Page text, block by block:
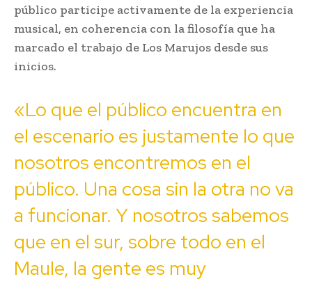
público participe activamente de la experiencia
musical, en coherencia con la filosofía que ha
marcado el trabajo de Los Marujos desde sus
inicios.
«Lo que el público encuentra en
el escenario es justamente lo que
nosotros encontremos en el
público. Una cosa sin la otra no va
a funcionar. Y nosotros sabemos
que en el sur, sobre todo en el
Maule, la gente es muy